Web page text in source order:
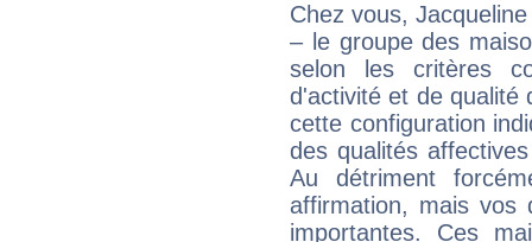
Chez vous,
– le groupe des
selon les critères
d'activité et de qualité
cette configuration
des qualités
Au détriment
affirmation, mais
importantes. Ces